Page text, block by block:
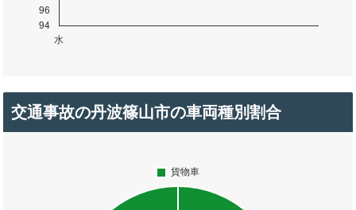
交通事故の丹波篠山市の車両種別割合